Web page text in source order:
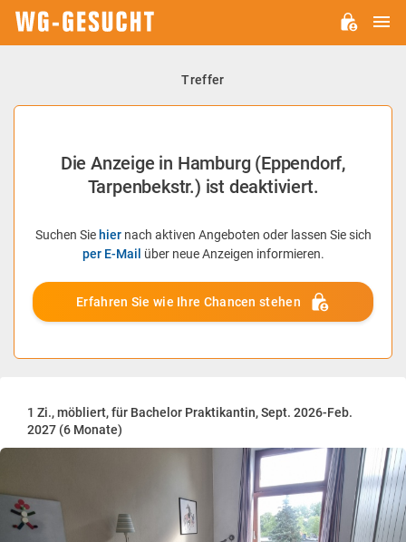
Treffer
Die Anzeige in Hamburg (Eppendorf,
Tarpenbekstr.) ist deaktiviert.
Suchen Sie hiernach aktiven Angeboten oder lassen Sie sich
per E-Mail über neue Anzeigen informieren.
Erfahren Sie wie Ihre Chancen stehen
1 Zi., möbliert, für Bachelor Praktikantin, Sept. 2026-Feb.
2027 (6 Monate)